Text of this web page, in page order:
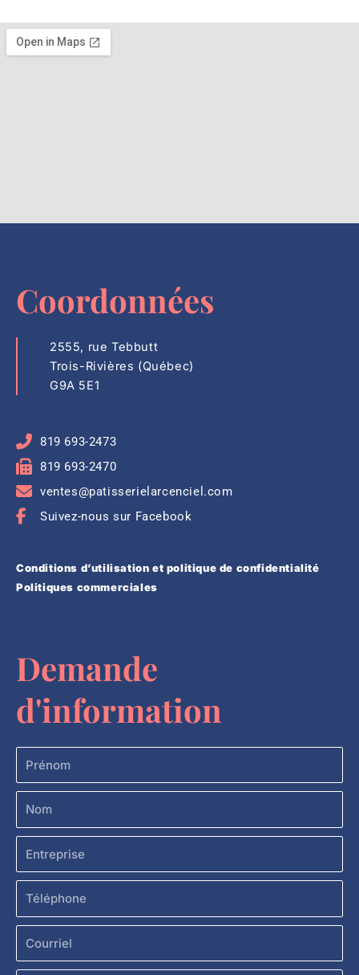
Coordonnées
2555, rue Tebbutt
Trois-Rivières (Québec)
G9A 5E1
819 693-2473
819 693-2470
ventes@patisserielarcenciel.com
Suivez-nous sur Facebook
Conditions d’utilisation et politique de confidentialité
Politiques commerciales
Demande
d'information